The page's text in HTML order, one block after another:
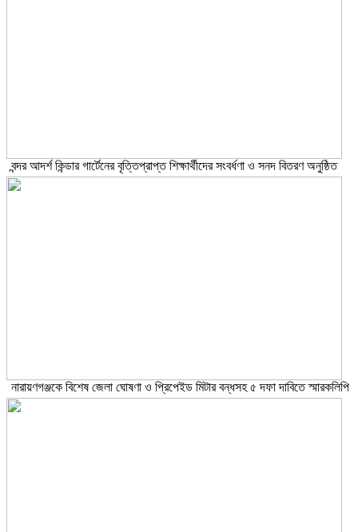
বন্দর আদর্শ কিন্ডার গার্টেনের বৃত্তিপ্রাপ্ত শিক্ষার্থীদের সংবর্ধণা ও সনদ বিতরণ অনুষ্ঠিত
নারায়ণগঞ্জকে বিশেষ জেলা ঘোষণা ও প্রিপেইড মিটার বন্ধসহ ৫ দফা দাবিতে স্মারকলিপি